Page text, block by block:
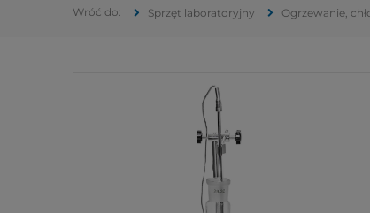
Sprzęt laboratoryjny Ogrzewanie,